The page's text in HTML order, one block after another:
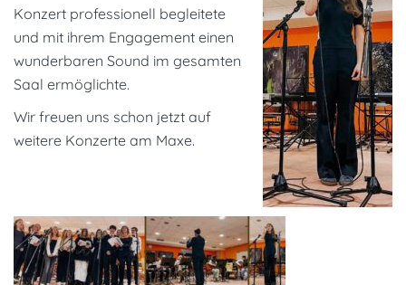
Konzert professionell begleitete
und mit ihrem Engagement einen
wunderbaren Sound im gesamten
Saal ermöglichte.
Wir freuen uns schon jetzt auf
weitere Konzerte am Maxe.